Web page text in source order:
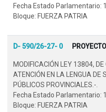
Fecha Estado Parlamentario:
Bloque: FUERZA PATRIA
D- 590/26-27- 0
MODIFICACIÓN LEY 13804,
ATENCIÓN EN LA LENGUA DE
PÚBLICOS PROVINCIALES.-.
Fecha Estado Parlamentario:
Bloque: FUERZA PATRIA